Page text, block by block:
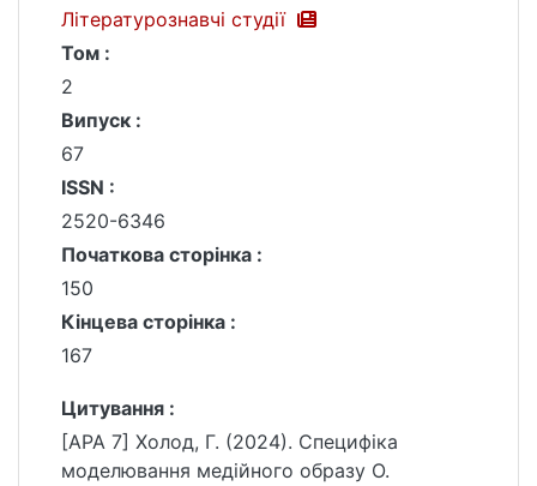
Літературознавчі студії
Том :
2
Випуск :
67
ISSN :
2520-6346
Початкова сторінка :
150
Кінцева сторінка :
167
Цитування :
[APA 7] Холод, Г. (2024). Специфіка
моделювання медійного образу О.